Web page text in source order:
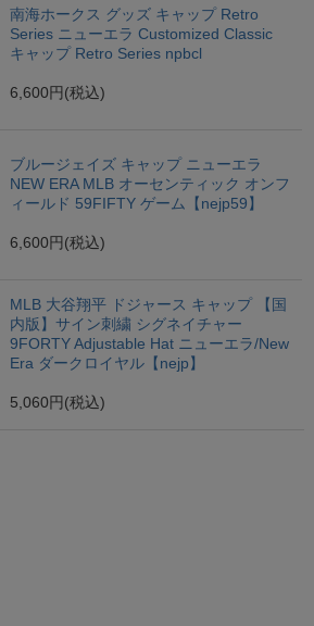
南海ホークス グッズ キャップ Retro
Series ニューエラ Customized Classic
キャップ Retro Series npbcl
6,600円 (税込)
ブルージェイズ キャップ ニューエラ
NEW ERA MLB オーセンティック オンフ
ィールド 59FIFTY ゲーム【nejp59】
6,600円 (税込)
MLB 大谷翔平 ドジャース キャップ 【国
内版】サイン刺繍 シグネイチャー
9FORTY Adjustable Hat ニューエラ/New
Era ダークロイヤル【nejp】
5,060円 (税込)